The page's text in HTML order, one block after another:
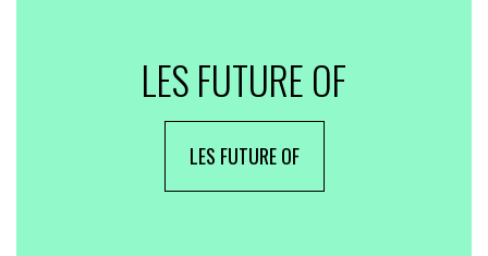
LES FUTURE OF
LES FUTURE OF